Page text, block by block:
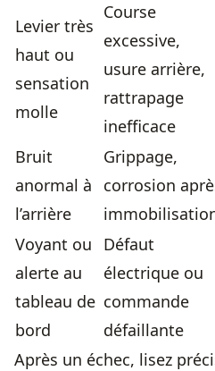
Levier très
haut ou
sensation
molle
Course
excessive,
usure arrière,
rattrapage
inefficace
Bruit
anormal à
l’arrière
Grippage,
corrosion
Voyant ou
alerte au
tableau de
bord
Défaut
électrique ou
commande
défaillante
Après un échec, lisez